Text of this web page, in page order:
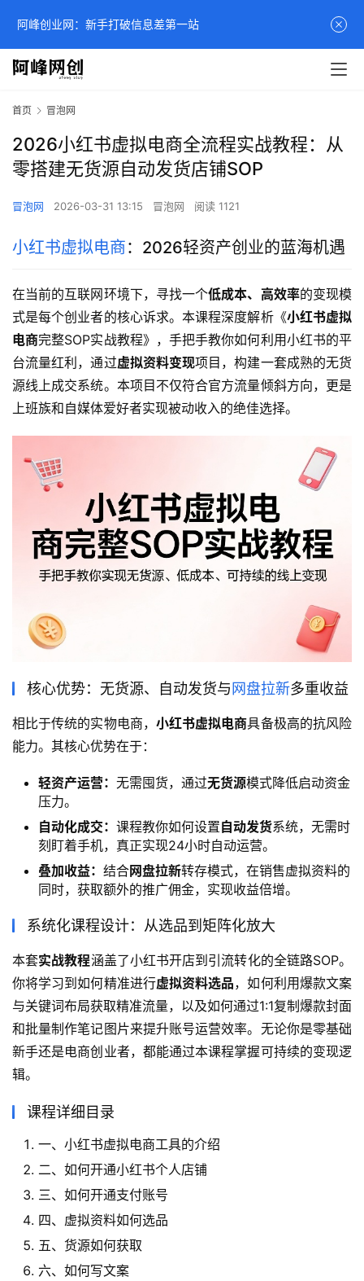
首页 冒泡网
2026小红书虚拟电商全流程实战教程：从
零搭建无货源自动发货店铺SOP
冒泡网 2026-03-31 13:15 冒泡网 阅读 1121
小红书虚拟电商：2026轻资产创业的蓝海机遇
在当前的互联网环境下，寻找一个低成本、高效率的变现模
式是每个创业者的核心诉求。本课程深度解析《小红书虚拟
电商完整SOP实战教程》，手把手教你如何利用小红书的平
台流量红利，通过虚拟资料变现项目，构建一套成熟的无货
源线上成交系统。本项目不仅符合官方流量倾斜方向，更是
上班族和自媒体爱好者实现被动收入的绝佳选择。
核心优势：无货源、自动发货与 网盘拉新多重收益
相比于传统的实物电商， 小红书虚拟电商具备极高的抗风险
能力。其核心优势在于：
轻资产运营： 无需囤货，通过无货源模式降低启动资金
压力。
自动化成交： 课程教你如何设置自动发货系统，无需时
刻盯着手机，真正实现24小时自动运营。
叠加收益： 结合网盘拉新转存模式，在销售虚拟资料的
同时，获取额外的推广佣金，实现收益倍增。
系统化课程设计：从选品到矩阵化放大
本套实战教程涵盖了小红书开店到引流转化的全链路SOP。
你将学习到如何精准进行虚拟资料选品，如何利用爆款文案
与关键词布局获取精准流量，以及如何通过1:1复制爆款封面
和批量制作笔记图片来提升账号运营效率。无论你是零基础
新手还是电商创业者，都能通过本课程掌握可持续的变现逻
辑。
课程详细目录
一、小红书虚拟电商工具的介绍
二、如何开通小红书个人店铺
三、如何开通支付账号
四、虚拟资料如何选品
五、货源如何获取
六、如何写文案
阿峰创业网：新手打破信息差第一站